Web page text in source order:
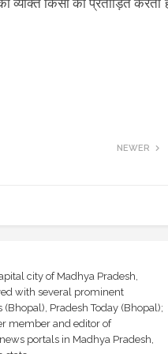
NEWER
city of Madhya Pradesh,
with several prominent
Pradesh Today (Bhopal);
member and editor of
portals in Madhya Pradesh,